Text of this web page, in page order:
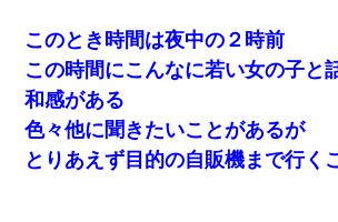
このとき時間は夜中の２時前
この時間にこんなに若い女の子と
和感がある
色々他に聞きたいことがあるが
とりあえず目的の自販機まで行く